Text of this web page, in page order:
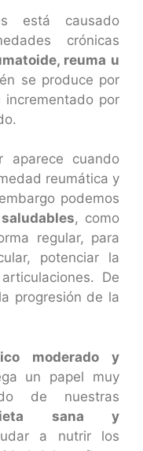
está causado
crónicas
reuma u
se produce por
por
aparece cuando
reumática y
podemos
, como
regular, para
potenciar la
De
progresión de la
moderado y
un papel muy
de nuestras
sana y
a nutrir los